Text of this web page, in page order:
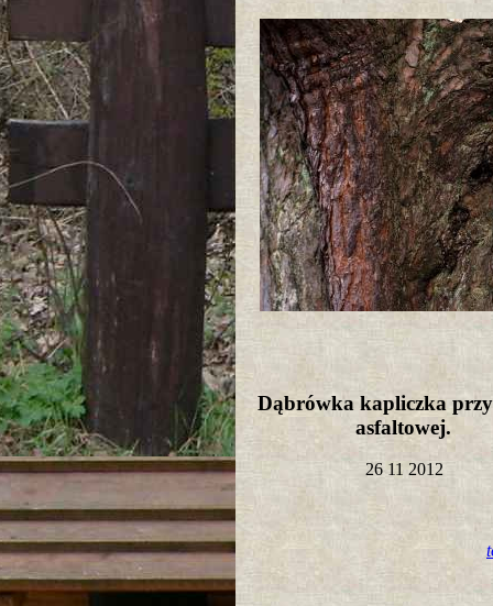
Dąbrówka kapliczka
asfaltowej.
26 11 2012